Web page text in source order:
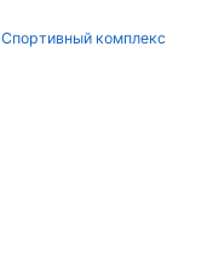
Спортивный комплекс